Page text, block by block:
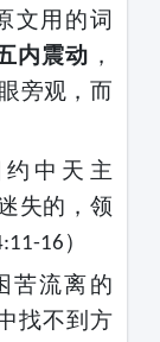
文用的词
内震动 ，
旁观，而
中天主
失的，领
16 ）
苦流离的
找不到方